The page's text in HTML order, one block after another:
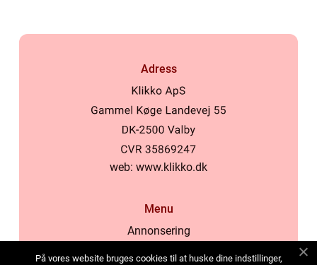
Adress
web: www.klikko.dk
Menu
Annonsering
På vores website bruges cookies til at huske dine indstillinger,